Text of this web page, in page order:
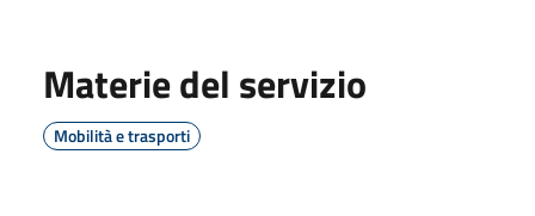
Materie del servizio
Mobilità e trasporti